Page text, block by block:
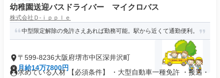
幼稚園送迎バスドライバー マイクロバス
株式会社Ｄ‐ｉｐｐｌｅ
中型限定解除の免許さえあれば勤務可能。駅から近くて通勤便利。
〒599-8236大阪府堺市中区深井沢町
月給14万7800円
求めている人材 【必須条件】 ・大型自動車一種免許 ・接遇・